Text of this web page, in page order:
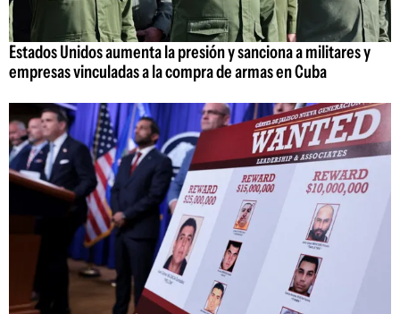
Estados Unidos aumenta la presión y sanciona a militares y
empresas vinculadas a la compra de armas en Cuba